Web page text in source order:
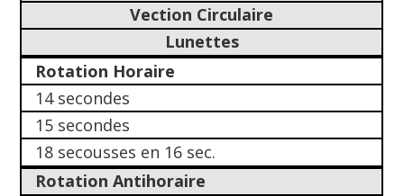
Vection Circulaire
Lunettes
Rotation Horaire
14 secondes
15 secondes
18 secousses en 16 sec.
Rotation Antihoraire